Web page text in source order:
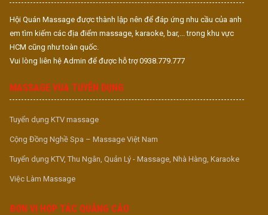
Hội Quán Massage được thành lập nên để đáp ứng nhu cầu của anh
em tìm kiếm các địa điểm massage, karaoke, bar,... trong khu vực
HCM cũng như toàn quốc.
Vui lòng liên hệ Admin để được hỗ trợ 0938.779.777
MASSAGE VUA TUYỂN DỤNG
Tuyển dụng KTV massage
Cộng Đồng Nghề Spa – Massage Việt Nam
Tuyển dụng KTV, Thu Ngân, Quản Lý - Massage, Nhà Hàng, Karaoke
Việc Làm Massage
ĐƠN VỊ HỢP TÁC QUẢNG CÁO